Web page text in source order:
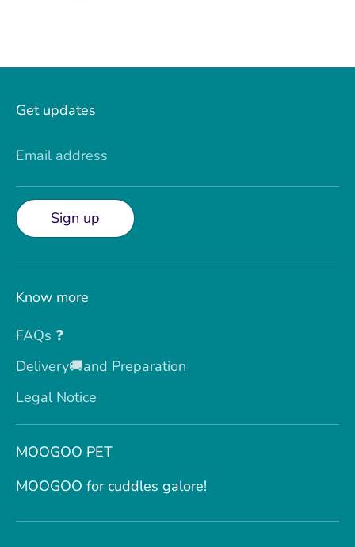
Get updates
Email address
Sign up
Know more
FAQs ❓
Delivery🚚and Preparation
Legal Notice
MOOGOO PET
MOOGOO for cuddles galore!